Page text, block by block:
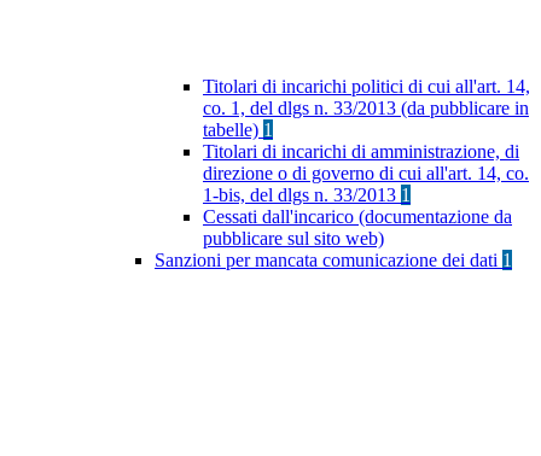
Titolari di incarichi politici di cui all'art. 14,
co. 1, del dlgs n. 33/2013 (da pubblicare in
tabelle) 1
Titolari di incarichi di amministrazione, di
direzione o di governo di cui all'art. 14, co.
1-bis, del dlgs n. 33/2013 1
Cessati dall'incarico (documentazione da
pubblicare sul sito web)
Sanzioni per mancata comunicazione dei dati 1